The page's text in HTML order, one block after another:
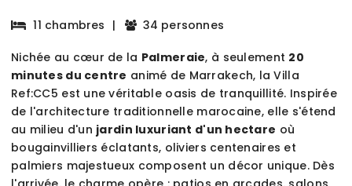
11 chambres | 34 personnes
Nichée au cœur de la Palmeraie, à seulement 20
minutes du centre animé de Marrakech, la Villa
Ref:CC5 est une véritable oasis de tranquillité. Inspirée
de l'architecture traditionnelle marocaine, elle s'étend
au milieu d'un jardin luxuriant d'un hectare où
bougainvilliers éclatants, oliviers centenaires et
palmiers majestueux composent un décor unique. Dès